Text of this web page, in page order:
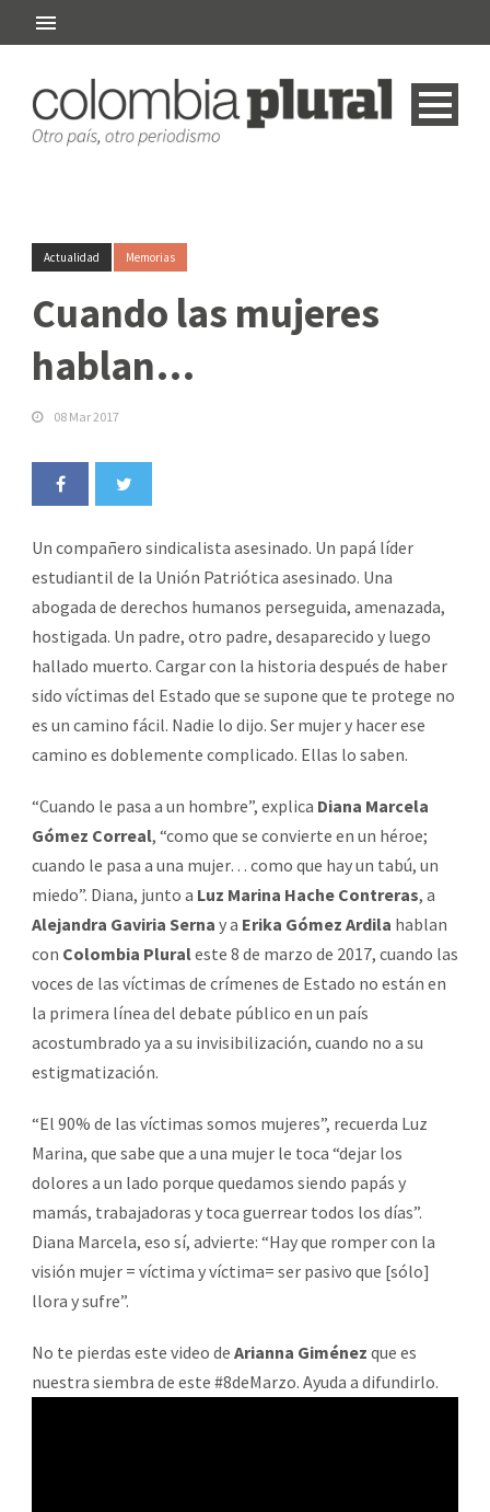
Actualidad Memorias
Cuando las mujeres
hablan…
08 Mar 2017
Un compañero sindicalista asesinado. Un papá líder
estudiantil de la Unión Patriótica asesinado. Una
abogada de derechos humanos perseguida, amenazada,
hostigada. Un padre, otro padre, desaparecido y luego
hallado muerto. Cargar con la historia después de haber
sido víctimas del Estado que se supone que te protege no
es un camino fácil. Nadie lo dijo. Ser mujer y hacer ese
camino es doblemente complicado. Ellas lo saben.
“Cuando le pasa a un hombre”, explica Diana Marcela
Gómez Correal, “como que se convierte en un héroe;
cuando le pasa a una mujer… como que hay un tabú, un
miedo”. Diana, junto a Luz Marina Hache Contreras, a
Alejandra Gaviria Serna y a Erika Gómez Ardila hablan
con Colombia Pluraleste 8 de marzo de 2017, cuando las
voces de las víctimas de crímenes de Estado no están en
la primera línea del debate público en un país
acostumbrado ya a su invisibilización, cuando no a su
estigmatización.
“El 90% de las víctimas somos mujeres”, recuerda Luz
Marina, que sabe que a una mujer le toca “dejar los
dolores a un lado porque quedamos siendo papás y
mamás, trabajadoras y toca guerrear todos los días”.
Diana Marcela, eso sí, advierte: “Hay que romper con la
visión mujer = víctima y víctima= ser pasivo que [sólo]
llora y sufre”.
No te pierdas este video de Arianna Giménez que es
nuestra siembra de este #8deMarzo. Ayuda a difundirlo.